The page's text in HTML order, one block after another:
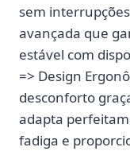
sem
avançada que
estável com
=> Design
desconforto
adapta
fadiga e